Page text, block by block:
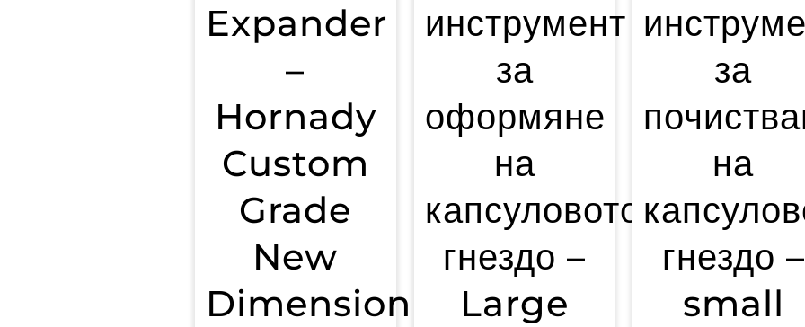
Expander
–
Hornady
Custom
Grade
New
Dimension
инструмент
за
оформяне
на
капсуловото
гнездо –
Large
за
на
гнездо –
small